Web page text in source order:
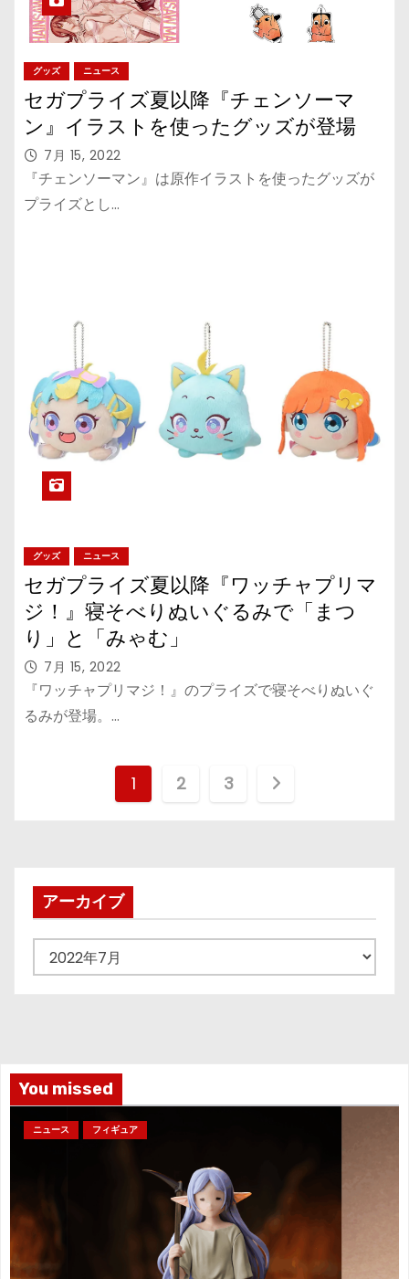
グッズ ニュース
セガプライズ夏以降『チェンソーマ
ン』イラストを使ったグッズが登場
7月 15, 2022
『チェンソーマン』は原作イラストを使ったグッズが
プライズとし…
グッズ ニュース
セガプライズ夏以降『ワッチャプリマ
ジ！』寝そべりぬいぐるみで「まつ
り」と「みゃむ」
7月 15, 2022
『ワッチャプリマジ！』のプライズで寝そべりぬいぐ
るみが登場。…
投
ペ
ー
ジ
1 2 3
アーカイブ
ー
You missed
ニュース フィギュア